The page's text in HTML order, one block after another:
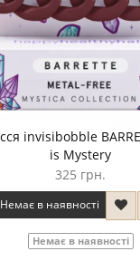
invisibobble
is Mystery
325 грн.
Немає в наявності
Немає в наявності